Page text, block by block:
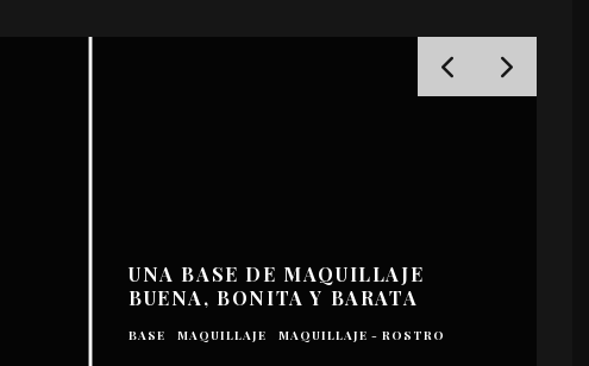
UNA BASE DE MAQUILLAJE
BUENA, BONITA Y BARATA
BASE MAQUILLAJE MAQUILLAJE - ROSTRO